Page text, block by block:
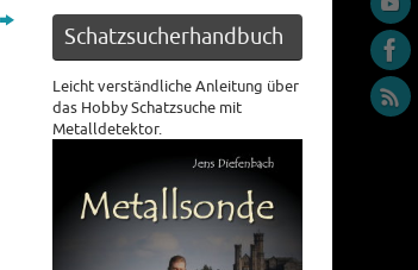
Schatzsucherhandbuch
Leicht verständliche Anleitung über
das Hobby Schatzsuche mit
Metalldetektor.